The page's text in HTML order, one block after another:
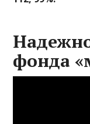
фонда